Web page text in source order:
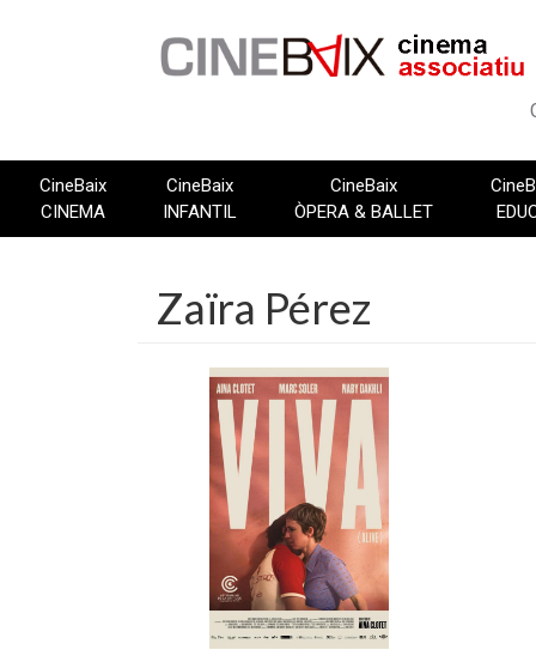
CineBaix
CINEMA
CineBaix
INFANTIL
CineBaix
ÒPERA & BALLET
Zaïra Pérez